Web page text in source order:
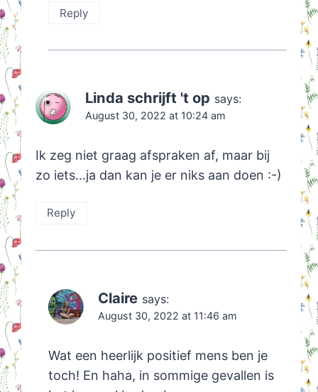
Reply
Linda schrijft 't op says:
August 30, 2022 at 10:24 am
Ik zeg niet graag afspraken af, maar bij
zo iets…ja dan kan je er niks aan doen :-)
Reply
Claire says:
August 30, 2022 at 11:46 am
Wat een heerlijk positief mens ben je
toch! En haha, in sommige gevallen is